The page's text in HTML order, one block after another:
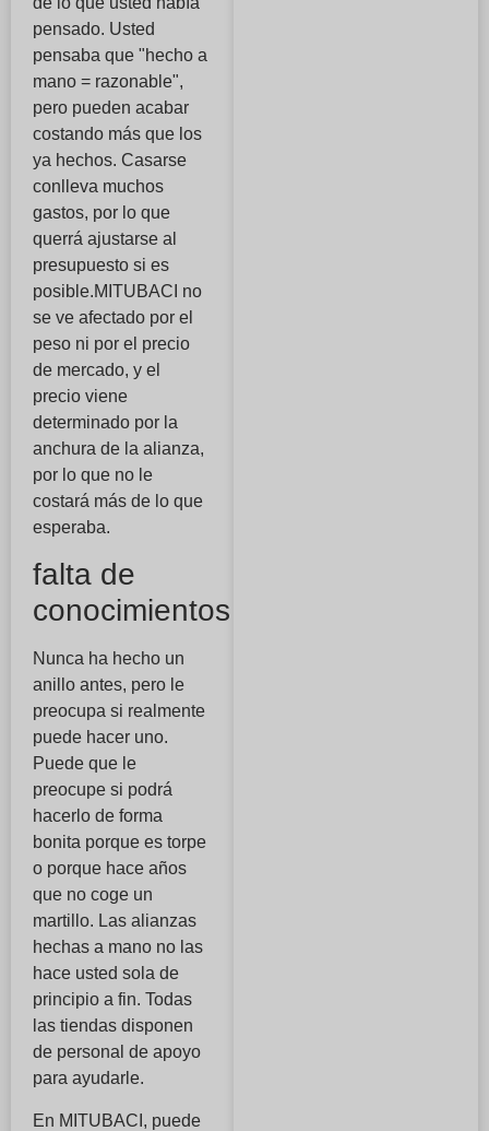
pensado. Usted
pensaba que "hecho a
mano = razonable",
pero pueden acabar
costando más que los
ya hechos. Casarse
conlleva muchos
gastos, por lo que
querrá ajustarse al
presupuesto si es
posible.MITUBACI no
se ve afectado por el
peso ni por el precio
de mercado, y el
precio viene
determinado por la
anchura de la alianza,
por lo que no le
costará más de lo que
esperaba.
falta de
conocimientos
Nunca ha hecho un
anillo antes, pero le
preocupa si realmente
puede hacer uno.
Puede que le
preocupe si podrá
hacerlo de forma
bonita porque es torpe
o porque hace años
que no coge un
martillo. Las alianzas
hechas a mano no las
hace usted sola de
principio a fin. Todas
las tiendas disponen
de personal de apoyo
para ayudarle.
En MITUBACI, puede